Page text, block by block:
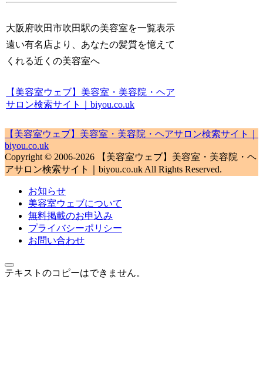
大阪府吹田市吹田駅の美容室を一覧表示
遠い有名店より、あなたの髪質を憶えて
くれる近くの美容室へ
【美容室ウェブ】美容室・美容院・ヘア
サロン検索サイト｜biyou.co.uk
【美容室ウェブ】美容室・美容院・ヘアサロン検索サイト｜
biyou.co.uk
Copyright © 2006-2026 【美容室ウェブ】美容室・美容院・ヘ
アサロン検索サイト｜biyou.co.uk All Rights Reserved.
お知らせ
美容室ウェブについて
無料掲載のお申込み
プライバシーポリシー
お問い合わせ
テキストのコピーはできません。